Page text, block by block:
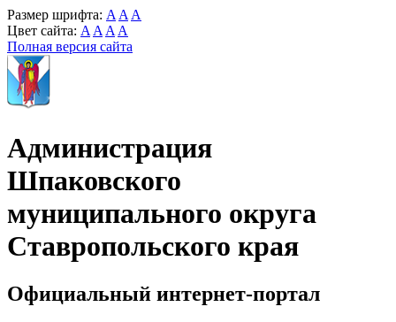
Размер шрифта: A A A
Цвет сайта: A A A A
Полная версия сайта
Администрация
Шпаковского
муниципального округа
Ставропольского края
Официальный интернет-портал